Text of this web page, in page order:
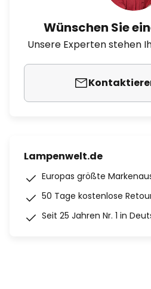
Wünschen Sie
Unsere Experten stehen
Lampenwelt.de
Europas größte
50 Tage kostenlose
Seit 25 Jahren Nr. 1 in